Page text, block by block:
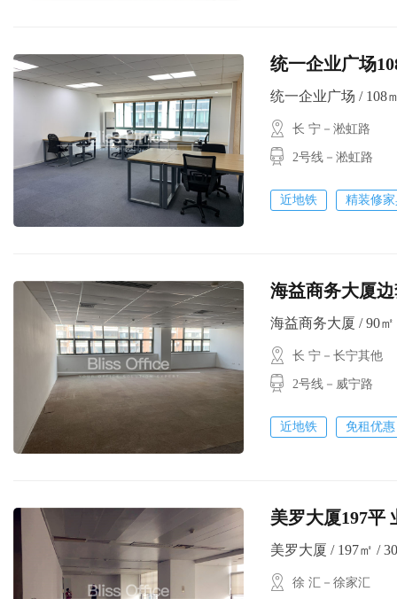
统一企业广场108
统一企业广场 / 108
长 宁－淞虹路
2号线－淞虹路
近地铁 精装修
海益商务大厦边套
海益商务大厦 / 90㎡
长 宁－长宁其他
2号线－威宁路
近地铁 免租优惠
美罗大厦197平
美罗大厦 / 197㎡ /
徐 汇－徐家汇